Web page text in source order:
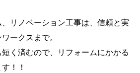
リノベーション工事は、信頼と実
ークスまで。
く済むので、リフォームにかかる
！！